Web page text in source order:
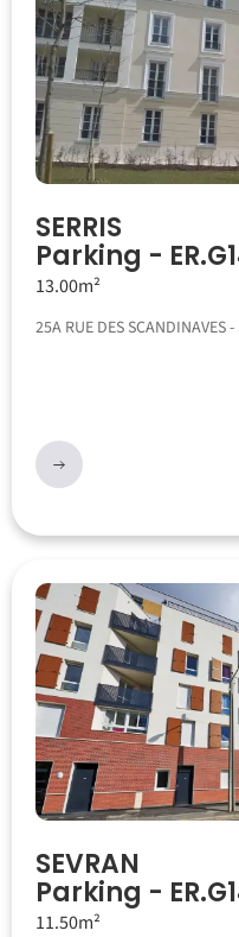
SERRIS
Parking -
13.00m²
25A RUE DES SCANDINAVES
SEVRAN
Parking -
11.50m²